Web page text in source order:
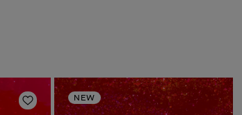
Aggiungi alla lista dei desideri
NEW